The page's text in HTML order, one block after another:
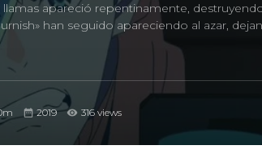
apareció repentinamente,
han seguido apareciendo al azar,
2019 316 views